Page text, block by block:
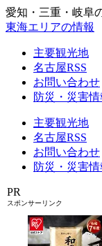
愛知・三重・岐阜
東海エリアの情報
主要観光地
名古屋RSS
お問い合わせ
防災・災害情
主要観光地
名古屋RSS
お問い合わせ
防災・災害情
PR
スポンサーリンク